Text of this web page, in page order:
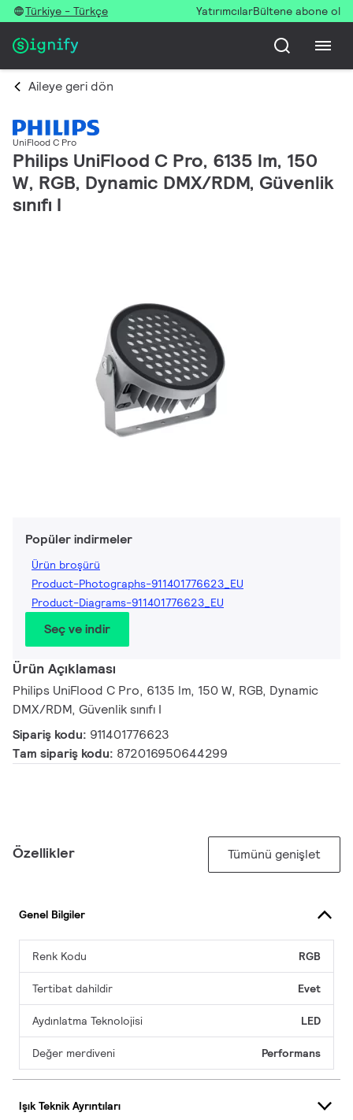
Türkiye - Türkçe YatırımcılarBültene abone ol
Aileye geri dön
UniFlood C Pro
Philips UniFlood C Pro, 6135 lm, 150
W, RGB, Dynamic DMX/RDM, Güvenlik
sınıfı I
Popüler indirmeler
Ürün broşürü
Product-Photographs-911401776623_EU
Product-Diagrams-911401776623_EU
Seç ve indir
Ürün Açıklaması
Philips UniFlood C Pro, 6135 lm, 150 W, RGB, Dynamic
DMX/RDM, Güvenlik sınıfı I
Sipariş kodu: 911401776623
Tam sipariş kodu: 872016950644299
Özellikler Tümünü genişlet
Genel Bilgiler
Renk Kodu RGB
Tertibat dahildir Evet
Aydınlatma Teknolojisi LED
Değer merdiveni Performans
Işık Teknik Ayrıntıları